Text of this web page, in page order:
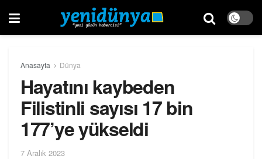
Anasayfa Dünya
Hayatını kaybeden
Filistinli sayısı 17 bin
177’ye yükseldi
7 Aralık 2023